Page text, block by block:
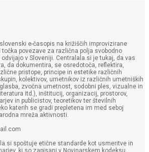
e-časopis na križiščih improvizirane
povezave za različna polja svobodno
v Sloveniji. Centralala.si je tukaj, da vas
da dokumentira, se osredotoča, reflektira,
pristope, principe in estetike različnih
kolektivov, umetnikov iz različnih umetniških
zvočna umetnost, sodobni ples, vizualne in
itd.), inštitucij, organizacij, prostorov,
in publicistov, teoretikov ter številnih
katerih se gradi prepletena im med seboj
mreža aktivnosti.
spoštuje etične standarde kot usmeritve in
ki so zapisani v Novinarskem kodeksu